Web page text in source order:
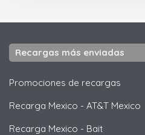
Recargas más enviadas
Promociones de recargas
Recarga Mexico - AT&T Mexico
Recarga Mexico - Bait